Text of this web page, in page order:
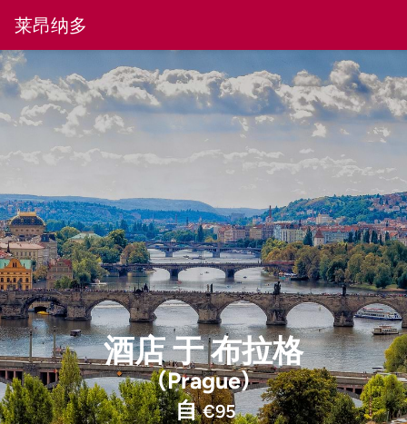
莱昂纳多
酒店于布拉格
(Prague)
自€95